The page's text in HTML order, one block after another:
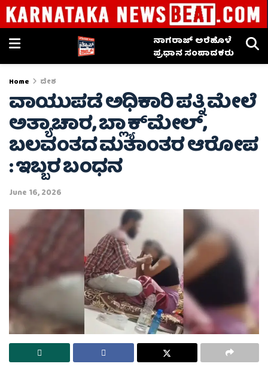
ನಾಗರಾಜ್ ಅರೆಹೊಳೆ
ಪ್ರಧಾನ ಸಂಪಾದಕರು
Home ದೇಶ
ವಾಯುಪಡೆ ಅಧಿಕಾರಿ ಪತ್ನಿ ಮೇಲೆ
ಅತ್ಯಾಚಾರ, ಬ್ಲ್ಯಾಕ್‌ಮೇಲ್,
ಬಲವಂತದ ಮತಾಂತರ ಆರೋಪ
: ಇಬ್ಬರ ಬಂಧನ
June 16, 2026